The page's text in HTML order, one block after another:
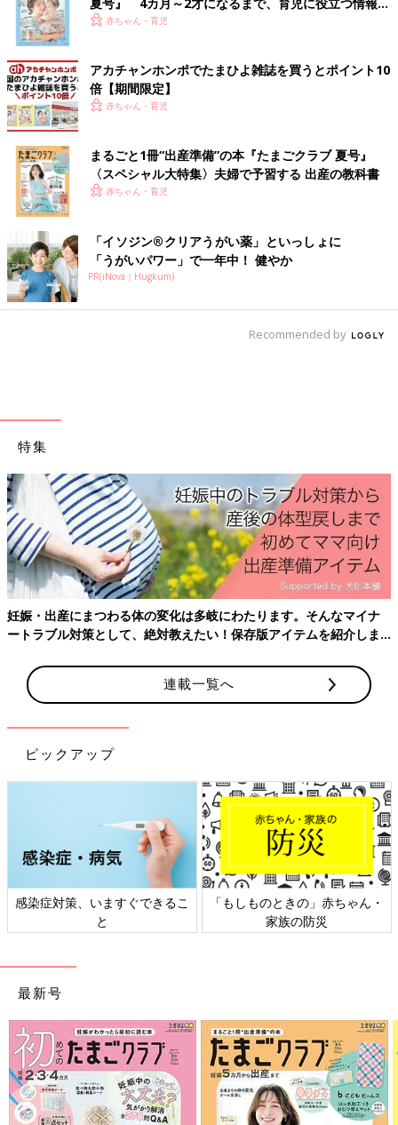
――参加する人たちの様子を教えてください。
窪田 「くつろぎば」には毎回10〜15組のご家族が参加されま
す。移動水族館のときは20数組ものご家族が参加しました。アン
ケートでは参加者の多くから「こういう場があってよかった」と
いう声が寄せられます。
初めて参加する方には、お子さんが生まれたときのエピソードを
お聞きするのですが、皆さんいろいろな思いを抱えてらっしゃい
ますね。私と同じように「外に出られなくなった」と言う方もい
て、同じように感じている人がいるのだなと気づきました。私自
「みんな同じように感じている」と感じてくれる人がいることは
とてもうれしいですね。
グリーフケアとは、トゲトゲした角を少しずつ取り
ながらその思いを抱えて生きていくこと
大人気だった「くつろぎば」の移動水族館。外に出る機会の少ない家族にとってま
――窪田さんは障害のある子どもと家族に寄り添うグリーフケア
も大切にされているそうですね。
窪田 もう随分前のことになりますが、修行から帰って来た私が
最初に執り行ったのは赤ちゃんのお葬式でした。しかし泣いてい
るお母さんや遺族の方にどう声をかけていいのかわかりませんで
した。同じ赤ちゃんの1周忌、3周忌のご法事でもお母さんは泣い
てらして、そのときもどう声をかけていいのかわからなく
そんな私に、先にグリーフケアに出合っていた妻が「勉強してみ
れば」と背中を押してくれ、2年間、講習に参加したんです。そ
こでいろいろな宗派のお坊さんの話を聞きながら、死別だけでな
きっかけは僧侶としての経験でしたが、私の普通の子育てができ
ない、日常生活がままならない生きづらさも実はグリーフで、そ
のグリーフを抱えながら子育てをしているのだと捉えられたとき
に、「くつろぎば」の活動も実はグリーフケアの1つだと理解す
ることができました。
いっぱい！
赤ちゃん・育児
アカチャンホンポでたまひよ雑誌を買うとポイント10
倍【期間限定】
赤ちゃん・育児
まるごと1冊“出産準備”の本『たまごクラブ 夏号』
〈スペシャル大特集〉夫婦で予習する 出産の教科書
赤ちゃん・育児
「イソジン®クリアうがい薬」といっしょに
「うがいパワー」で一年中！ 健やか
PR(iNova｜Hugkum)
Recommended by
特集
妊娠・出産にまつわる体の変化は多岐にわたります。そんなマイナ
ートラブル対策として、絶対教えたい！保存版アイテムを紹介しま
連載一覧へ
ピックアップ
感染症対策、いますぐできるこ
と
「もしものときの」赤ちゃん・
家族の防災
最新号